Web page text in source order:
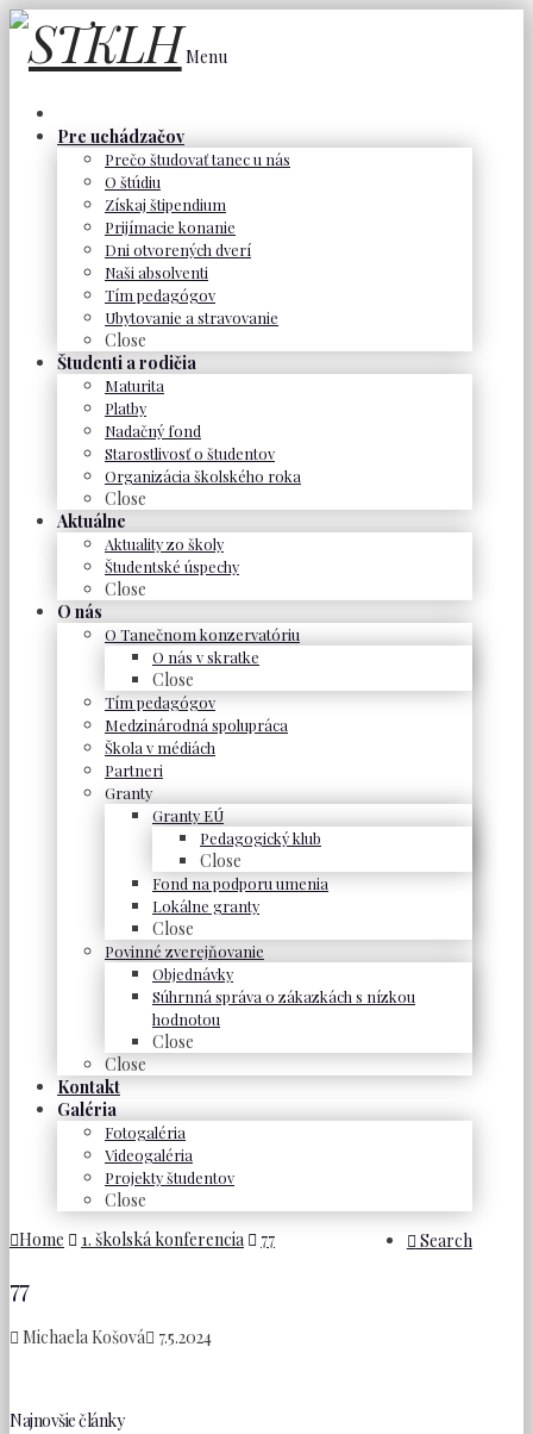
Menu
Pre uchádzačov
Prečo študovať tanec u nás
O štúdiu
Získaj štipendium
Prijímacie konanie
Dni otvorených dverí
Naši absolventi
Tím pedagógov
Ubytovanie a stravovanie
Close
Študenti a rodičia
Maturita
Platby
Nadačný fond
Starostlivosť o študentov
Organizácia školského roka
Close
Aktuálne
Aktuality zo školy
Študentské úspechy
Close
O nás
O Tanečnom konzervatóriu
O nás v skratke
Close
Tím pedagógov
Medzinárodná spolupráca
Škola v médiách
Partneri
Granty
Granty EÚ
Pedagogický klub
Close
Fond na podporu umenia
Lokálne granty
Close
Povinné zverejňovanie
Objednávky
Súhrnná správa o zákazkách s nízkou
hodnotou
Close
Close
Kontakt
Galéria
Fotogaléria
Videogaléria
Projekty študentov
Close
Search
Home 1. školská konferencia 77
77
Michaela Košová 7.5.2024
Najnovšie články